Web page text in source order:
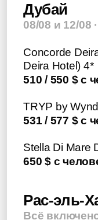
Космос
Москва 4*
Октябрьская 4*
Россия 3*
Дубай
08/08 и 12/08
Concorde
Deira Hotel) 4*
510 / 550 $ с
TRYP by
531 / 577 $ с
Stella Di Mare
650 $ с
Рас-эль-
Всё